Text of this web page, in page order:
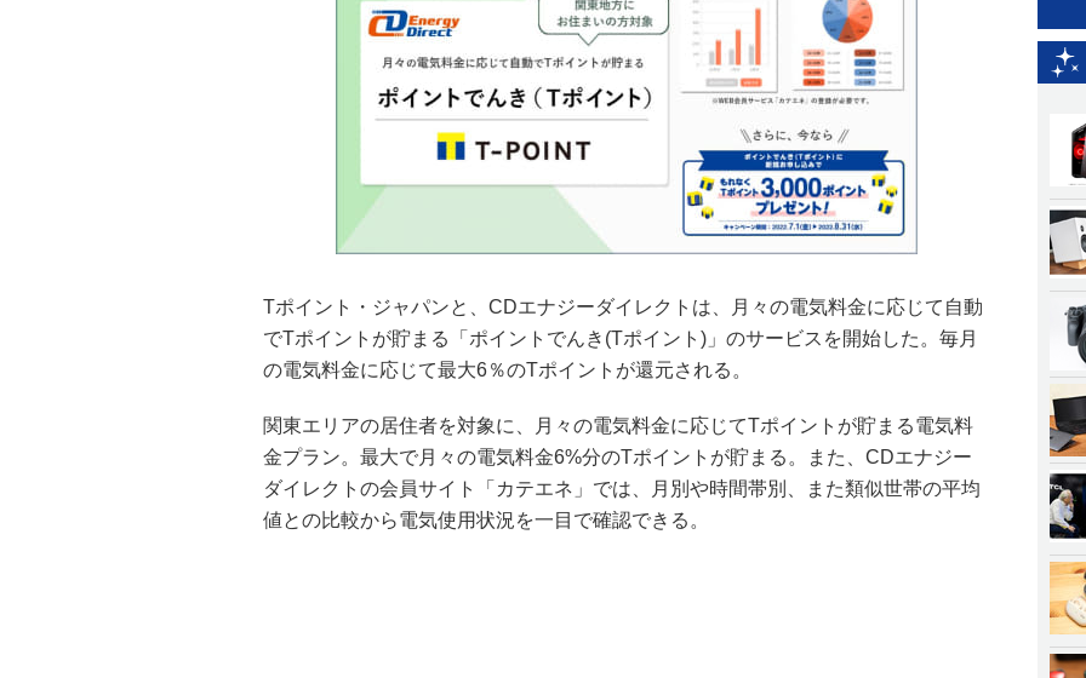
Tポイント・ジャパンと、CDエナジーダイレクトは、月々の電気料金に応じて自動
でTポイントが貯まる「ポイントでんき(Tポイント)」のサービスを開始した。毎月
の電気料金に応じて最大6％のTポイントが還元される。
関東エリアの居住者を対象に、月々の電気料金に応じてTポイントが貯まる電気料
金プラン。最大で月々の電気料金6%分のTポイントが貯まる。また、CDエナジー
ダイレクトの会員サイト「カテエネ」では、月別や時間帯別、また類似世帯の平均
値との比較から電気使用状況を一目で確認できる。